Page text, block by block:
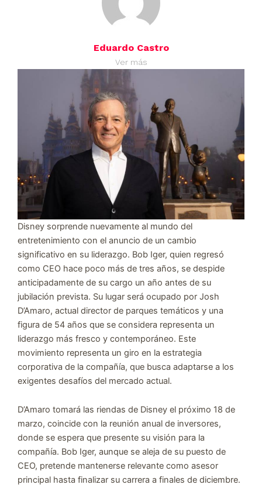
Eduardo Castro
Ver más
Disney sorprende nuevamente al mundo del
entretenimiento con el anuncio de un cambio
significativo en su liderazgo. Bob Iger, quien regresó
como CEO hace poco más de tres años, se despide
anticipadamente de su cargo un año antes de su
jubilación prevista. Su lugar será ocupado por Josh
D’Amaro, actual director de parques temáticos y una
figura de 54 años que se considera representa un
liderazgo más fresco y contemporáneo. Este
movimiento representa un giro en la estrategia
corporativa de la compañía, que busca adaptarse a los
exigentes desafíos del mercado actual.
D’Amaro tomará las riendas de Disney el próximo 18 de
marzo, coincide con la reunión anual de inversores,
donde se espera que presente su visión para la
compañía. Bob Iger, aunque se aleja de su puesto de
CEO, pretende mantenerse relevante como asesor
principal hasta finalizar su carrera a finales de diciembre.